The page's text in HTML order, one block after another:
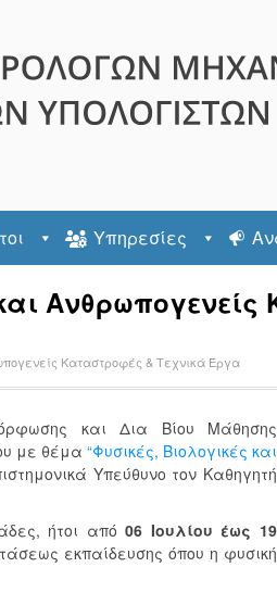
Υπηρεσίες
Καταστροφές & Τεχνικά Έργα
και Δια Βίου Μάθησης
με θέμα “Φυσικές, Βιολογικές και
Υπεύθυνο τον Καθηγητή
ήτοι από06 Ιουλίου έως 19
εκπαίδευσης όπου η φυσική